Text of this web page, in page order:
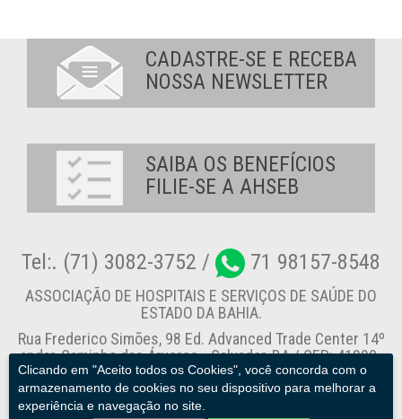
Clicando em "Aceito todos os Cookies", você concorda com o
armazenamento de cookies no seu dispositivo para melhorar a
experiência e navegação no site.
CADASTRE-SE E RECEBA
NOSSA NEWSLETTER
SAIBA OS BENEFÍCIOS
FILIE-SE A AHSEB
Tel:. (71) 3082-3752 / 71 98157-8548
ASSOCIAÇÃO DE HOSPITAIS E SERVIÇOS DE SAÚDE DO
ESTADO DA BAHIA.
Rua Frederico Simões, 98 Ed. Advanced Trade Center 14º
andar, Caminho das Árvores - Salvador-BA / CEP: 41820-
774
Canal de Denúncia